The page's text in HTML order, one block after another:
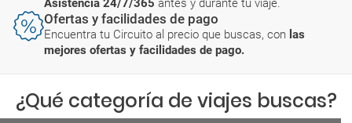
Asistencia 24/7/365 antes y durante tu viaje.
Ofertas y facilidades de pago
Encuentra tu Circuito al precio que buscas, con las
mejores ofertas y facilidades de pago.
¿Qué categoría de viajes buscas?